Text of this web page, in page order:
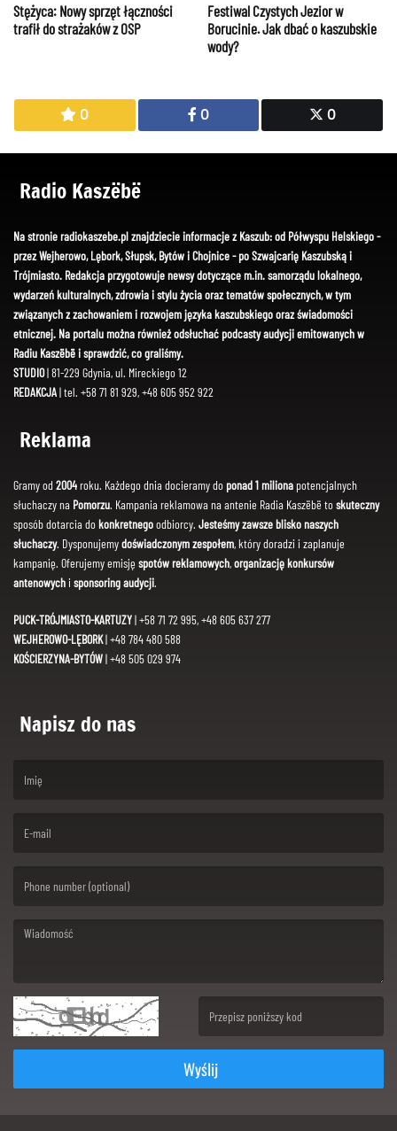
0 0 0
Stężyca: Nowy sprzęt łączności
trafił do strażaków z OSP
Festiwal Czystych Jezior w
Borucinie. Jak dbać o kaszubskie
wody?
Radio Kaszëbë
Na stronie radiokaszebe.pl znajdziecie informacje z Kaszub: od Półwyspu Helskiego -
przez Wejherowo, Lębork, Słupsk, Bytów i Chojnice - po Szwajcarię Kaszubską i
Trójmiasto. Redakcja przygotowuje newsy dotyczące m.in. samorządu lokalnego,
wydarzeń kulturalnych, zdrowia i stylu życia oraz tematów społecznych, w tym
związanych z zachowaniem i rozwojem języka kaszubskiego oraz świadomości
etnicznej. Na portalu można również odsłuchać podcasty audycji emitowanych w
Radiu Kaszëbë i sprawdzić, co graliśmy.
STUDIO| 81-229 Gdynia, ul. Mireckiego 12
REDAKCJA| tel. +58 71 81 929, +48 605 952 922
Reklama
Gramy od 2004roku. Każdego dnia docieramy do ponad 1 miliona potencjalnych
słuchaczy na Pomorzu. Kampania reklamowa na antenie Radia Kaszëbë toskuteczny
sposób dotarcia dokonkretnegoodbiorcy. Jesteśmy zawsze blisko naszych
słuchaczy. Dysponujemydoświadczonym zespołem, który doradzi i zaplanuje
kampanię. Oferujemy emisję spotów reklamowych,organizację konkursów
antenowychi sponsoring audycji.
PUCK-TRÓJMIASTO-KARTUZY| +58 71 72 995, +48 605 637 277
WEJHEROWO-LĘBORK| +48 784 480 588
KOŚCIERZYNA-BYTÓW| +48 505 029 974
Napisz do nas
Wyślij